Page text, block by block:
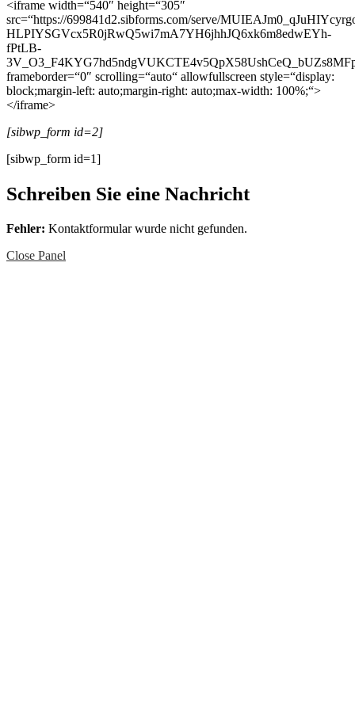
<iframe width=“540″ height=“305″
src=“https://699841d2.sibforms.com/serve/
HLPIYSGVcx5R0jRwQ5wi7mA7YH6jhhJQ6xk6m8edwEYh-
fPtLB-
frameborder=“0″ scrolling=“auto“ allowfullscreen style=“display:
block;margin-left: auto;margin-right: auto;max-width: 100%;“>
</iframe>
[sibwp_form id=2]
[sibwp_form id=1]
Schreiben Sie eine Nachricht
Fehler: Kontaktformular wurde nicht gefunden.
Close Panel